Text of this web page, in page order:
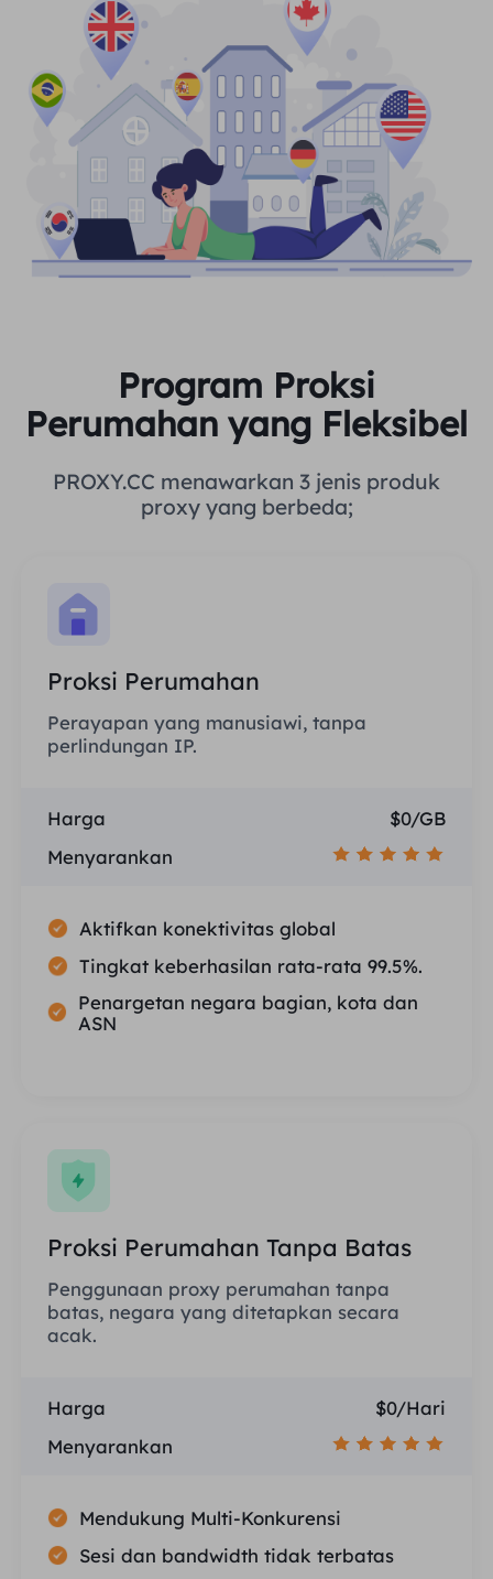
Program Proksi
Perumahan yang Fleksibel
PROXY.CC menawarkan 3 jenis produk
proxy yang berbeda;
Proksi Perumahan
Perayapan yang manusiawi, tanpa
perlindungan IP.
Harga
$0/GB
Menyarankan
Aktifkan konektivitas global
Tingkat keberhasilan rata-rata 99.5%.
Penargetan negara bagian, kota dan
ASN
Proksi Perumahan Tanpa Batas
Penggunaan proxy perumahan tanpa
batas, negara yang ditetapkan secara
acak.
Harga
$0/Hari
Menyarankan
Mendukung Multi-Konkurensi
Sesi dan bandwidth tidak terbatas